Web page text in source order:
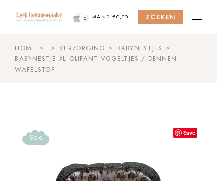
content
0 MAND €0,00 ZOEKEN
HOME VERZORGING
BABYNESTJES
BABYNESTJE XL OLIFANT VOGELTJES / DENNEN
WAFELSTOF
Sold Save